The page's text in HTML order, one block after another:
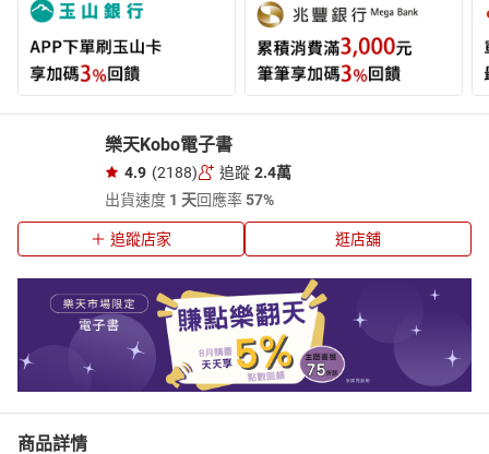
樂天Kobo電子書
4.9 (2188) 追蹤 2.4萬
出貨速度 1 天回應率57%
追蹤店家 逛店舖
商品詳情